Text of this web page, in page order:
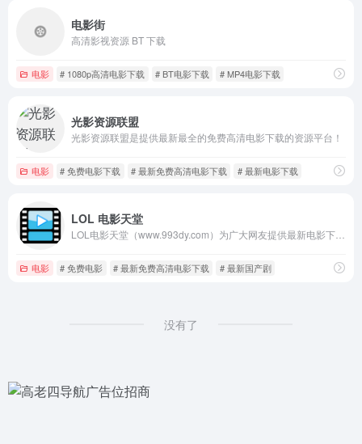
电影街
高清影视资源 BT 下载
电影 # 1080p高清电影下载 # BT电影下载 # MP4电影下载
光影资源联盟
光影资源联盟是提供最新最全的免费高清电影下载的资源平台！
电影 # 免费电影下载 # 最新免费高清电影下载 # 最新电影下载
LOL 电影天堂
电影 # 免费电影 # 最新免费高清电影下载 # 最新国产剧
没有了